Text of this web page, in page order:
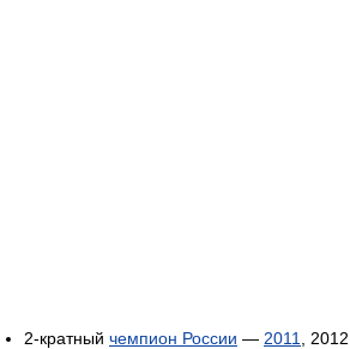
2-кратный чемпион России — 2011
, 2012